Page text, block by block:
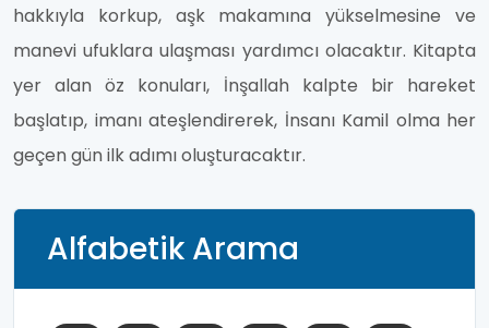
hakkıyla korkup, aşk makamına yükselmesine ve
manevi ufuklara ulaşması yardımcı olacaktır. Kitapta
yer alan öz konuları, İnşallah kalpte bir hareket
başlatıp, imanı ateşlendirerek, İnsanı Kamil olma her
geçen gün ilk adımı oluşturacaktır.
Alfabetik Arama